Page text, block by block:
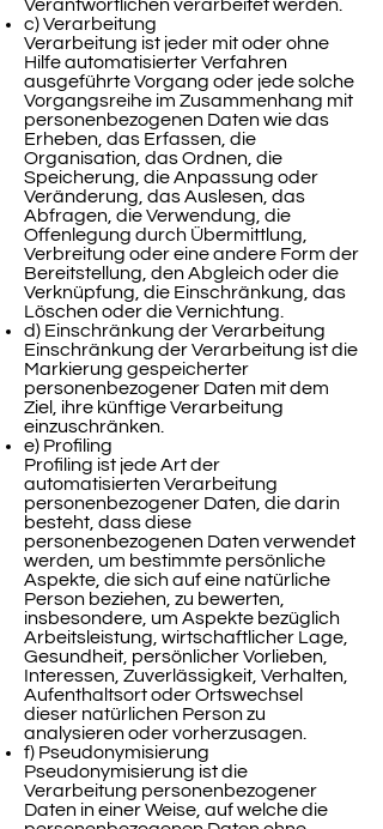
Verantwortlichen verarbeitet werden.
c) Verarbeitung
Verarbeitung ist jeder mit oder ohne
Hilfe automatisierter Verfahren
ausgeführte Vorgang oder jede solche
Vorgangsreihe im Zusammenhang mit
personenbezogenen Daten wie das
Erheben, das Erfassen, die
Organisation, das Ordnen, die
Speicherung, die Anpassung oder
Veränderung, das Auslesen, das
Abfragen, die Verwendung, die
Offenlegung durch Übermittlung,
Verbreitung oder eine andere Form der
Bereitstellung, den Abgleich oder die
Verknüpfung, die Einschränkung, das
Löschen oder die Vernichtung.
d) Einschränkung der Verarbeitung
Einschränkung der Verarbeitung ist die
Markierung gespeicherter
personenbezogener Daten mit dem
Ziel, ihre künftige Verarbeitung
einzuschränken.
e) Profiling
Profiling ist jede Art der
automatisierten Verarbeitung
personenbezogener Daten, die darin
besteht, dass diese
personenbezogenen Daten verwendet
werden, um bestimmte persönliche
Aspekte, die sich auf eine natürliche
Person beziehen, zu bewerten,
insbesondere, um Aspekte bezüglich
Arbeitsleistung, wirtschaftlicher Lage,
Gesundheit, persönlicher Vorlieben,
Interessen, Zuverlässigkeit, Verhalten,
Aufenthaltsort oder Ortswechsel
dieser natürlichen Person zu
analysieren oder vorherzusagen.
f) Pseudonymisierung
Pseudonymisierung ist die
Verarbeitung personenbezogener
Daten in einer Weise, auf welche die